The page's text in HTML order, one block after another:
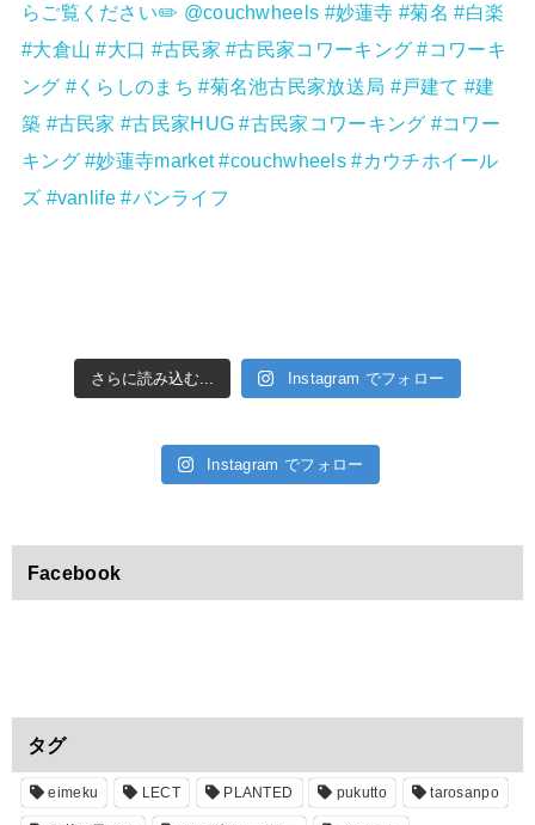
さらに読み込む... Instagram でフォロー
Instagram でフォロー
Facebook
タグ
eimeku LECT PLANTED pukutto tarosanpo